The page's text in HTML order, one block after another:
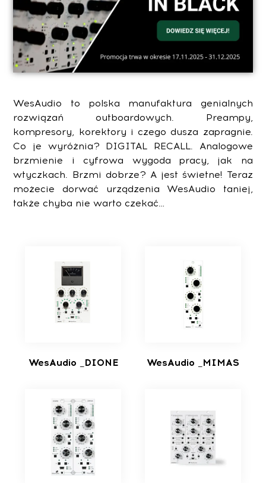
WesAudio to polska manufaktura genialnych
rozwiązań outboardowych. Preampy,
kompresory, korektory i czego dusza zapragnie.
Co je wyróżnia? DIGITAL RECALL. Analogowe
brzmienie i cyfrowa wygoda pracy, jak na
wtyczkach. Brzmi dobrze? A jest świetne! Teraz
możecie dorwać urządzenia WesAudio taniej,
także chyba nie warto czekać…
WesAudio _DIONE WesAudio _MIMAS